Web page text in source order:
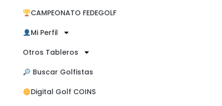
CAMPEONATO FEDEGOLF
Mi Perfil
Otros Tableros
​ Buscar Golfistas
Digital Golf COINS